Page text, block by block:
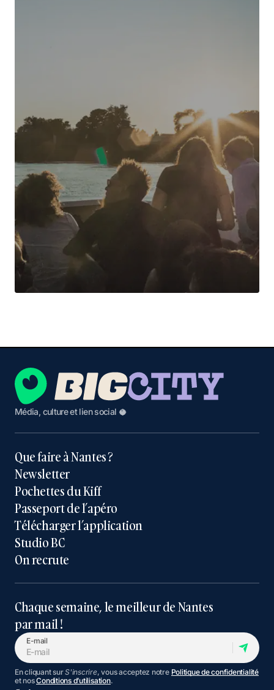
Média, culture et lien social 🥥
Que faire à Nantes ?
Newsletter
Pochettes du Kiff
Passeport de l’apéro
Télécharger l’application
Studio BC
On recrute
Chaque semaine, le meilleur de Nantes
par mail !
E-mail
En cliquant surS'inscrire, vous acceptez notre Politique de confidentialité
et nosConditions d’utilisation.